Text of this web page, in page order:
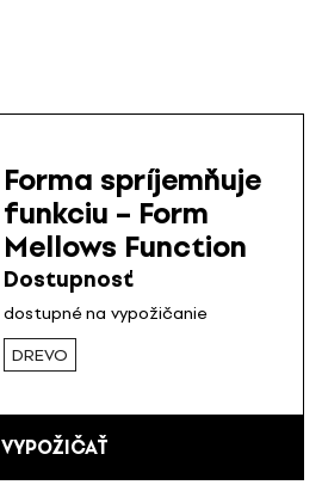
Forma spríjemňuje
funkciu – Form
Mellows Function
Dostupnosť
dostupné na vypožičanie
DREVO
VYPOŽIČAŤ